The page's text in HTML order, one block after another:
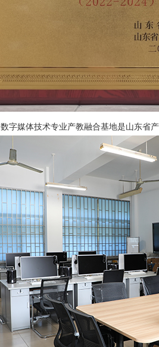
数字媒体技术专业产教融合基地是山东省